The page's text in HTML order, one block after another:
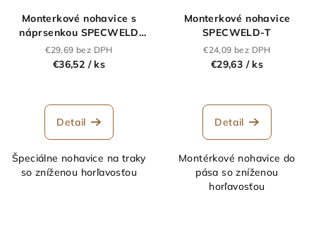
Monterkové nohavice s
náprsenkou SPECWELD
LACL
€29,69 bez DPH
€36,52 / ks
Detail
Špeciálne nohavice na traky
so zníženou horľavosťou
Monterkové nohavice
SPECWELD-T
€24,09 bez DPH
€29,63 / ks
Detail
Montérkové nohavice do
pása so zníženou
horľavosťou